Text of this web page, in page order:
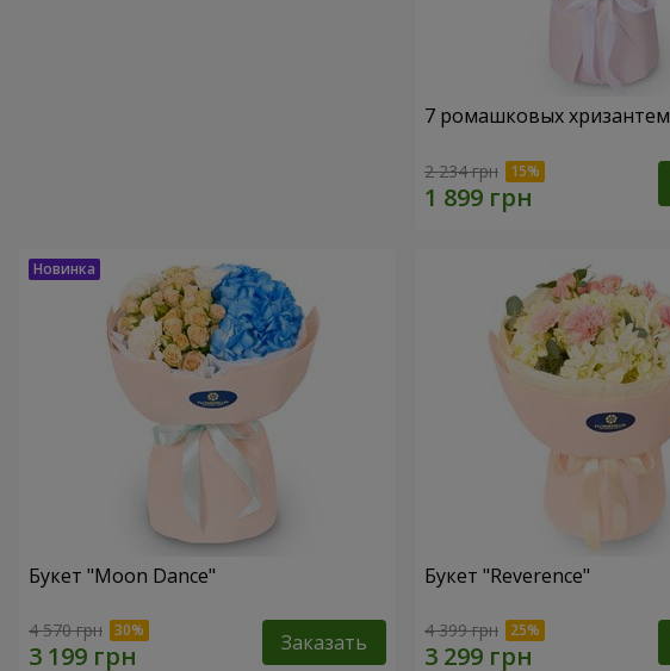
7 ромашковых хризантем
2 234 грн
Букет "Moon Dance"
4 570 грн Заказать
Букет "Reverence"
4 399 грн